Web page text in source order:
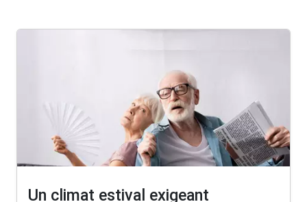
Un climat estival exigeant